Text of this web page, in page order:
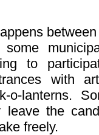
to
with
o-lanterns.
leave the
freely.